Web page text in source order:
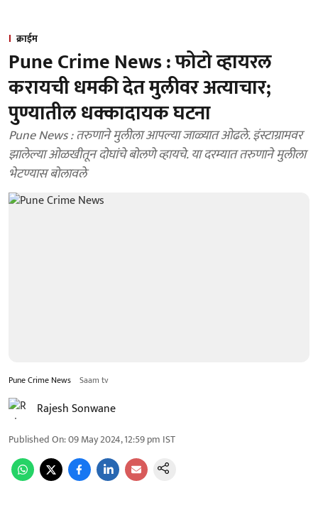
क्राईम
Pune Crime News : फोटो व्हायरल
करायची धमकी देत मुलीवर अत्याचार;
पुण्यातील धक्कादायक घटना
Pune News : तरुणाने मुलीला आपल्या जाळ्यात ओढले. इंस्टाग्रामवर
झालेल्या ओळखीतून दोघांचे बोलणे व्हायचे. या दरम्यात तरुणाने मुलीला
भेटण्यास बोलावले
Pune Crime News Saam tv
Rajesh Sonwane
Published On:09 May 2024, 12:59 pm IST